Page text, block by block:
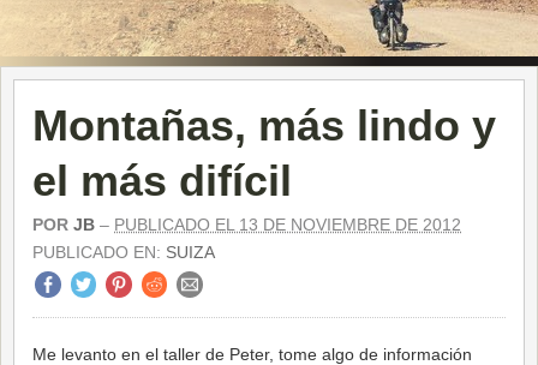
Montañas, más lindo y
el más difícil
POR JB – PUBLICADO EL 13 DE NOVIEMBRE DE 2012
PUBLICADO EN: SUIZA
Me levanto en el taller de Peter, tome algo de información